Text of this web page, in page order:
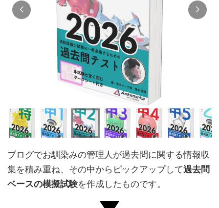
ブログでお馴染みの管理人が過去問に関する情報収
集を積み重ね、その中からピックアップして過去問
ベースの模擬試験を作成したものです。